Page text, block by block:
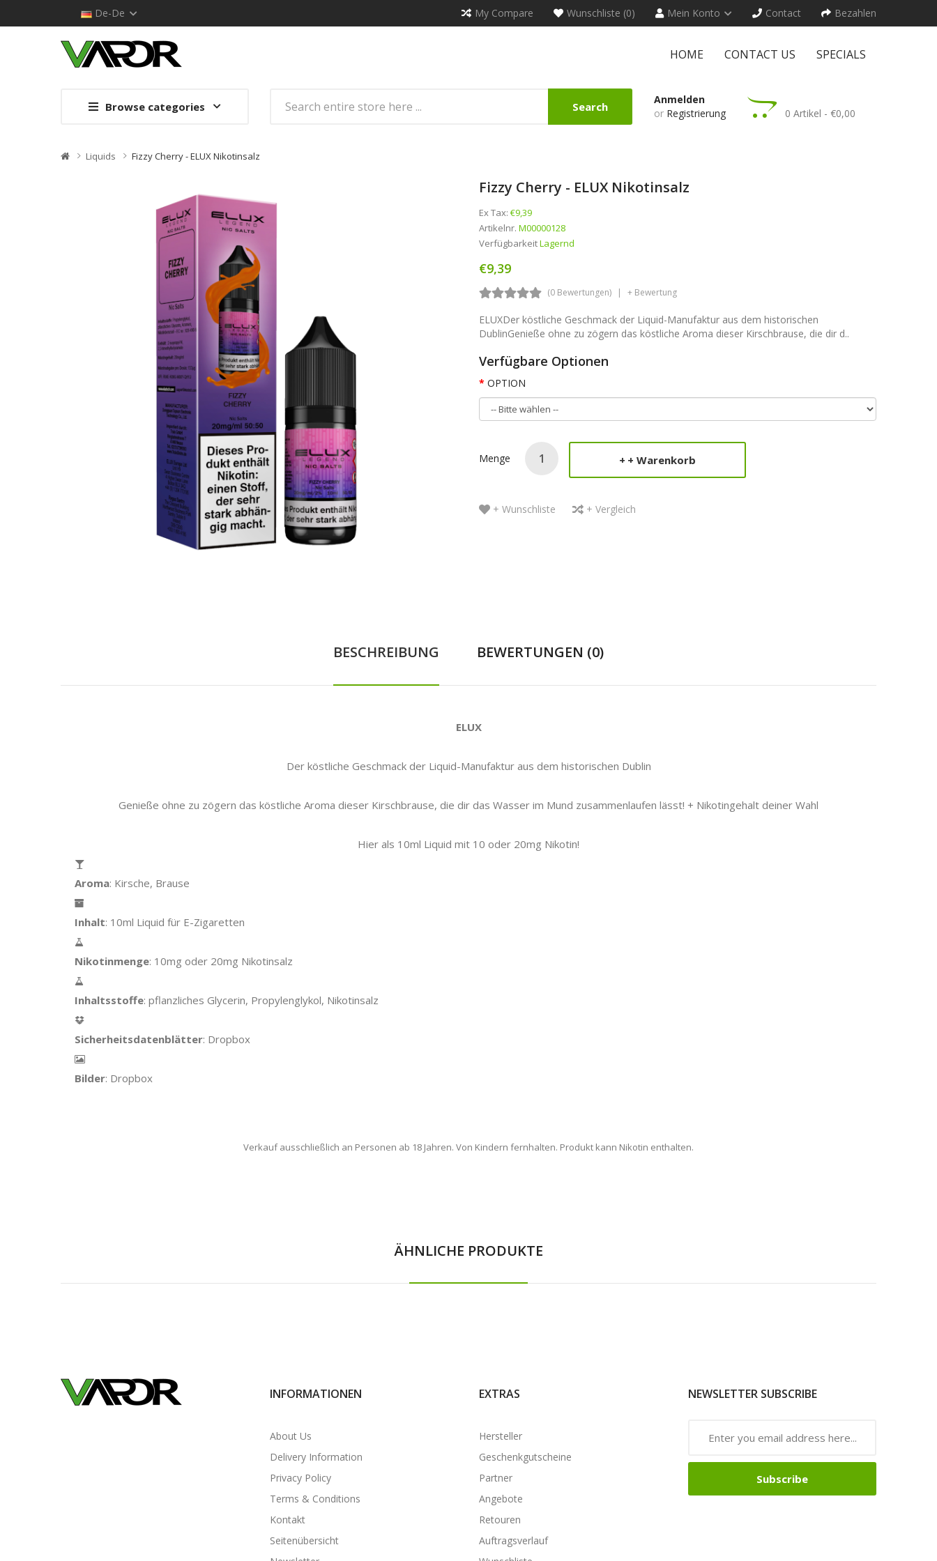
De-De My Compare Wunschliste (0) Mein Konto Contact Bezahlen
HOME CONTACT US SPECIALS
Browse categories Search
Anmelden
or Registrierung 0 Artikel - €0,00
Liquids Fizzy Cherry - ELUX Nikotinsalz
Fizzy Cherry - ELUX Nikotinsalz
Ex Tax: €9,39
Artikelnr. M00000128
VerfügbarkeitLagernd
€9,39
(0 Bewertungen) + Bewertung
ELUXDer köstliche Geschmack der Liquid-Manufaktur aus dem historischen
DublinGenieße ohne zu zögern das köstliche Aroma dieser Kirschbrause, die dir d..
Verfügbare Optionen
OPTION
Menge + Warenkorb
+ Wunschliste + Vergleich
BESCHREIBUNG BEWERTUNGEN (0)
ELUX
Der köstliche Geschmack der Liquid-Manufaktur aus dem historischen Dublin
Genieße ohne zu zögern das köstliche Aroma dieser Kirschbrause, die dir das Wasser im Mund zusammenlaufen lässt! + Nikotingehalt deiner Wahl
Hier als 10ml Liquid mit 10 oder 20mg Nikotin!
Aroma: Kirsche, Brause
Inhalt: 10ml Liquid für E-Zigaretten
Nikotinmenge: 10mg oder 20mg Nikotinsalz
Inhaltsstoffe: pflanzliches Glycerin, Propylenglykol, Nikotinsalz
Sicherheitsdatenblätter: Dropbox
Bilder: Dropbox
Verkauf ausschließlich an Personen ab 18 Jahren. Von Kindern fernhalten. Produkt kann Nikotin enthalten.
ÄHNLICHE PRODUKTE
INFORMATIONEN
About Us
Delivery Information
Privacy Policy
Terms & Conditions
Kontakt
Seitenübersicht
EXTRAS
Hersteller
Geschenkgutscheine
Partner
Angebote
Retouren
Auftragsverlauf
NEWSLETTER SUBSCRIBE
Subscribe